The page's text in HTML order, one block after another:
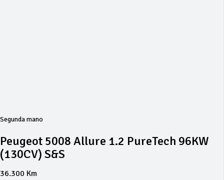
Segunda mano
Peugeot 5008 Allure 1.2 PureTech 96KW
(130CV) S&S
36.300 Km